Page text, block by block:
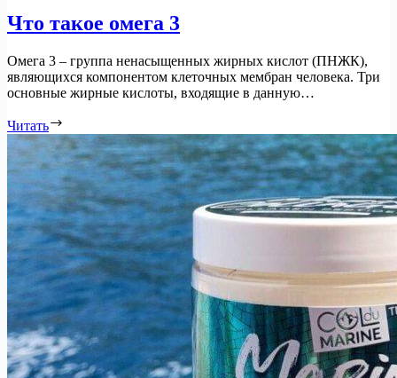
Что такое омега 3
Омега 3 – группа ненасыщенных жирных кислот (ПНЖК),
являющихся компонентом клеточных мембран человека. Три
основные жирные кислоты, входящие в данную…
Читать